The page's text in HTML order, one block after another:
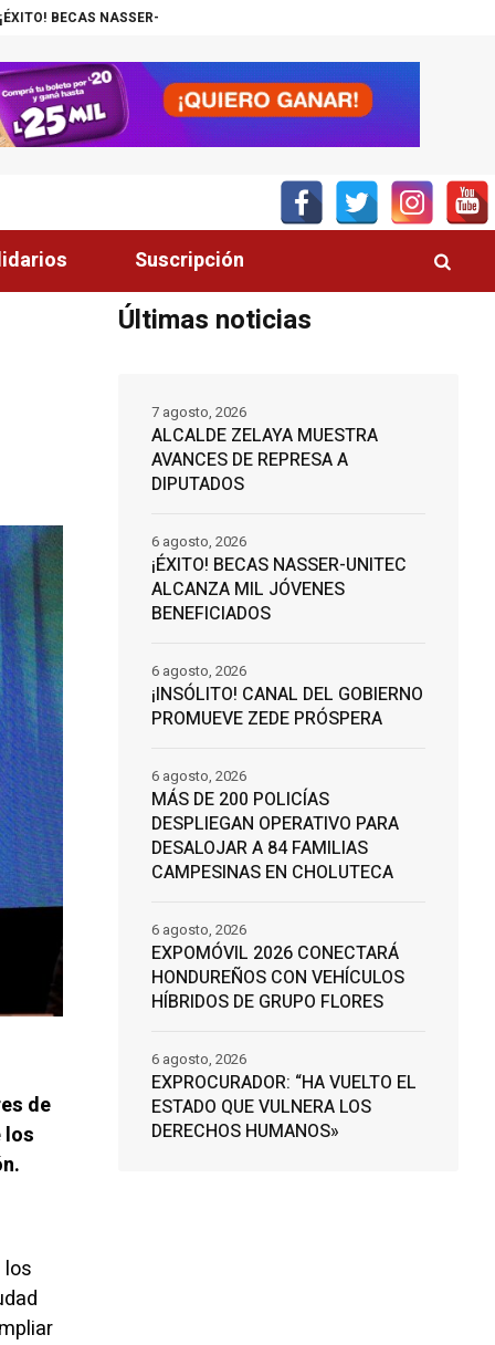
UNITEC ALCANZA MIL JÓVENES BENEFICIADOS
Suscripción
de
los
los
Últimas noticias
ALCALDE ZELAYA MUESTRA
AVANCES DE REPRESA A
DIPUTADOS
7 agosto, 2026
¡ÉXITO! BECAS NASSER-UNITEC
ALCANZA MIL JÓVENES
BENEFICIADOS
6 agosto, 2026
¡INSÓLITO! CANAL DEL GOBIERNO
PROMUEVE ZEDE PRÓSPERA
6 agosto, 2026
MÁS DE 200 POLICÍAS
DESPLIEGAN OPERATIVO PARA
DESALOJAR A 84 FAMILIAS
CAMPESINAS EN CHOLUTECA
6 agosto, 2026
EXPOMÓVIL 2026 CONECTARÁ
HONDUREÑOS CON VEHÍCULOS
HÍBRIDOS DE GRUPO FLORES
6 agosto, 2026
EXPROCURADOR: “HA VUELTO EL
ESTADO QUE VULNERA LOS
DERECHOS HUMANOS»
6 agosto, 2026